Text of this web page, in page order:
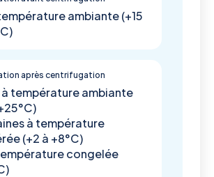
ambiante (+15
après centrifugation
à température ambiante
à température
(+2 à +8°C)
congelée